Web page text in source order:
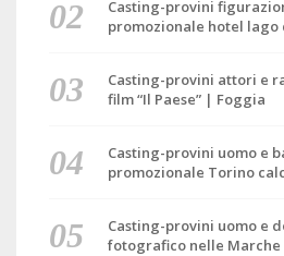
Casting-provini
promozionale hotel lago
Casting-provini attori e
film “Il Paese” | Foggia
Casting-provini uomo e
promozionale Torino
Casting-provini uomo e
fotografico nelle Marche